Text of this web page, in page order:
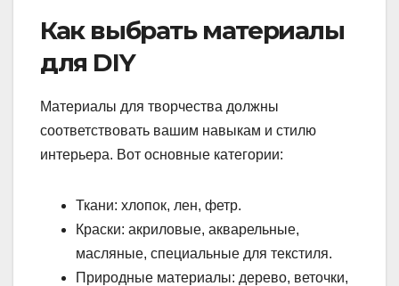
Как выбрать материалы
для DIY
Материалы для творчества должны
соответствовать вашим навыкам и стилю
интерьера. Вот основные категории:
Ткани: хлопок, лен, фетр.
Краски: акриловые, акварельные,
масляные, специальные для текстиля.
Природные материалы: дерево, веточки,